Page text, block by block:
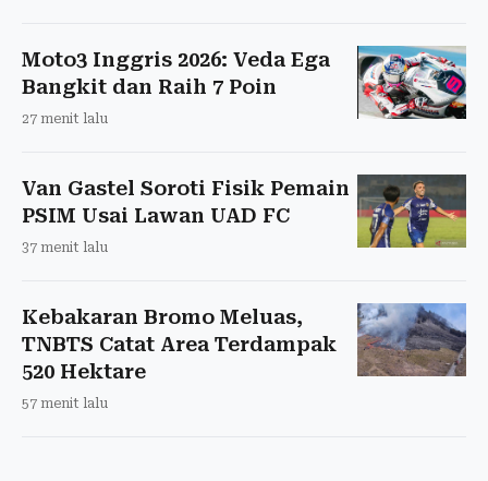
Moto3 Inggris 2026: Veda Ega
Bangkit dan Raih 7 Poin
27 menit lalu
Van Gastel Soroti Fisik Pemain
PSIM Usai Lawan UAD FC
37 menit lalu
Kebakaran Bromo Meluas,
TNBTS Catat Area Terdampak
520 Hektare
57 menit lalu